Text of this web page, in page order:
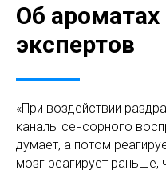
Об
экспертов
«При воздействии
каналы сенсорного
думает, а потом
мозг реагирует раньше,